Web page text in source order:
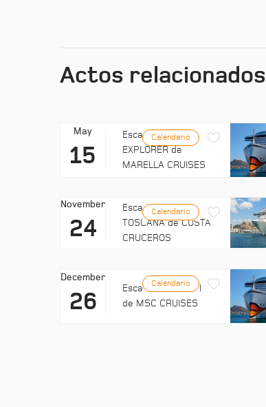
Actos relacionados
May
15
Escala: MARELLA
EXPLORER de
MARELLA CRUISES
Calendario
November
24
Escala: COSTA
TOSCANA de COSTA
CRUCEROS
Calendario
December
26
Escala: EXPLORA II
de MSC CRUISES
Calendario